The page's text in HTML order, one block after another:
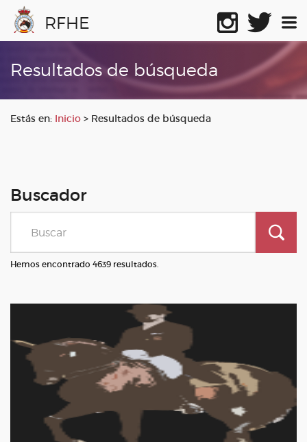
RFHE
Resultados de búsqueda
Estás en: Inicio > Resultados de búsqueda
Buscador
Hemos encontrado 4639 resultados.